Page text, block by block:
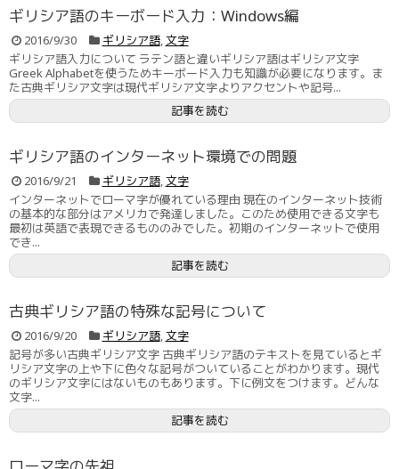
ギリシア語のキーボード入力：Windows編
2016/9/30 ギリシア語,文字
ギリシア語入力について ラテン語と違いギリシア語はギリシア文字
Greek Alphabetを使うためキーボード入力も知識が必要になります。ま
た古典ギリシア文字は現代ギリシア文字よりアクセントや記号...
記事を読む
ギリシア語のインターネット環境での問題
2016/9/21 ギリシア語,文字
インターネットでローマ字が優れている理由 現在のインターネット技術
の基本的な部分はアメリカで発達しました。このため使用できる文字も
最初は英語で表現できるもののみでした。初期のインターネットで使用
でき...
記事を読む
古典ギリシア語の特殊な記号について
2016/9/20 ギリシア語,文字
記号が多い古典ギリシア文字 古典ギリシア語のテキストを見ているとギ
リシア文字の上や下に色々な記号がついていることがわかります。現代
のギリシア文字にはないものもあります。下に例文をつけます。どんな
文字...
記事を読む